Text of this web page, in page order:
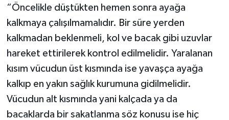
“Öncelikle düştükten hemen sonra ayağa
kalkmaya çalışılmamalıdır. Bir süre yerden
kalkmadan beklenmeli, kol ve bacak gibi uzuvlar
hareket ettirilerek kontrol edilmelidir. Yaralanan
kısım vücudun üst kısmında ise yavaşça ayağa
kalkıp en yakın sağlık kurumuna gidilmelidir.
Vücudun alt kısmında yani kalçada ya da
bacaklarda bir sakatlanma söz konusu ise hiç